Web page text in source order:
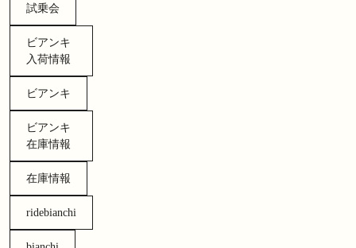
試乗会
ビアンキ
入荷情報
ビアンキ
ビアンキ
在庫情報
在庫情報
ridebianchi